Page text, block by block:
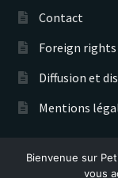
Contact
Foreign rights
Diffusion et
Mentions
Bienvenue sur
vous